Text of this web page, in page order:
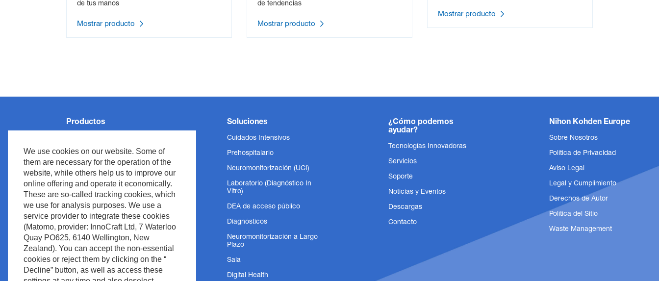
We use cookies on our website. Some of
them are necessary for the operation of the
website, while others help us to improve our
online offering and operate it economically.
These are so-called tracking cookies, which
we use for analysis purposes. We use a
service provider to integrate these cookies
(Matomo, provider: InnoCraft Ltd, 7 Waterloo
Quay PO625, 6140 Wellington, New
Zealand). You can accept the non-essential
cookies or reject them by clicking on the “
Decline” button, as well as access these
de tus manos
Mostrar producto
de tendencias
Mostrar producto
Mostrar producto
Productos
Reanimación
Neurología
Ventilación
Medical IT
Cardiología
Diagnóstico in vitro
Soluciones
Cuidados Intensivos
Prehospitalario
Neuromonitorización (UCI)
Laboratorio (Diagnóstico In
Vitro)
DEA de acceso público
Diagnósticos
Neuromonitorización a Largo
Plazo
Sala
Digital Health
¿Cómo podemos
ayudar?
Tecnologías Innovadoras
Servicios
Soporte
Noticias y Eventos
Descargas
Contacto
Nihon Kohden Europe
Sobre Nosotros
Política de Privacidad
Aviso Legal
Legal y Cumplimiento
Derechos de Autor
Política del Sitio
Waste Management